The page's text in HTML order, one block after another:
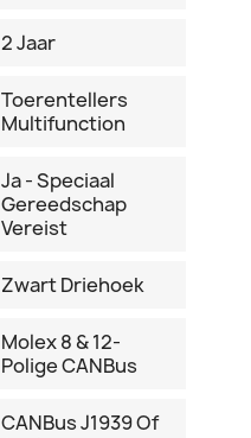
2 Jaar
Toerentellers
Multifunction
Ja - Speciaal
Gereedschap
Vereist
Zwart Driehoek
Molex 8 & 12-
Polige CANBus
CANBus J1939 Of